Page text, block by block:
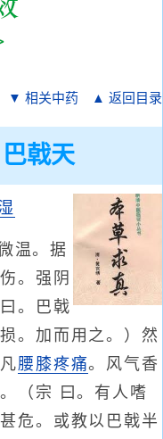
▼ 相关中药 ▲ 返回目录
巴戟天
温。据
。强阴
。巴戟
。加而用之。）然
腰膝疼痛。风气香
（宗 曰。有人嗜
危。或教以巴戟半